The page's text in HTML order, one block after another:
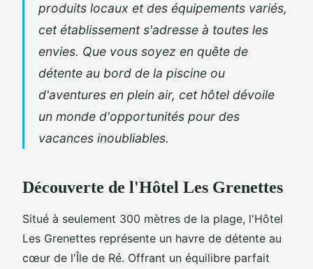
produits locaux et des équipements variés,
cet établissement s'adresse à toutes les
envies. Que vous soyez en quête de
détente au bord de la piscine ou
d'aventures en plein air, cet hôtel dévoile
un monde d'opportunités pour des
vacances inoubliables.
Découverte de l'Hôtel Les Grenettes
Situé à seulement 300 mètres de la plage, l'Hôtel
Les Grenettes représente un havre de détente au
cœur de l'Île de Ré. Offrant un équilibre parfait